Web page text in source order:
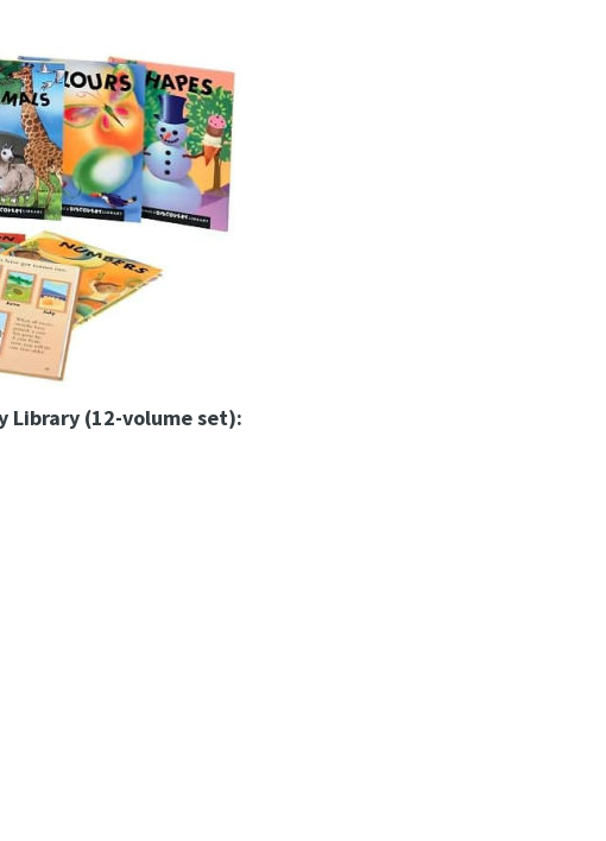
Library (12-volume set):